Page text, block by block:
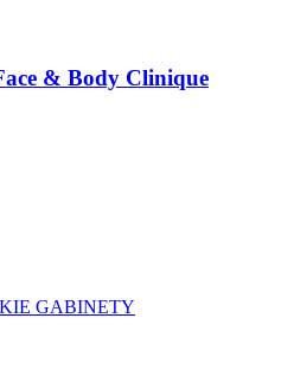
& Body Clinique
GABINETY